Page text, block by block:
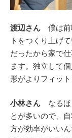
渡辺さん 僕は前
トをつくり上げ
だったから家で
ます。独立して
形がよりフィット
小林さん なるほ
とが多いので、
方が効率がいい